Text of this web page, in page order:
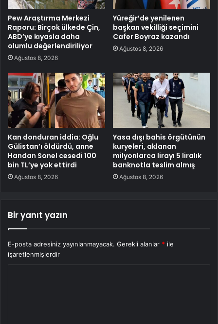
Pew Araştırma Merkezi
Raporu: Birçok ülkede Çin,
ABD’ye kıyasla daha
olumlu değerlendiriliyor
Ağustos 8, 2026
Yüreğir’de yenilenen
başkan vekilliği seçimini
Cafer Boyraz kazandı
Ağustos 8, 2026
Kan donduran iddia: Oğlu
Gülistan’ı öldürdü, anne
Handan Sonel cesedi 100
bin TL’ye yok ettirdi
Ağustos 8, 2026
Yasa dışı bahis örgütünün
kuryeleri, aklanan
milyonlarca lirayı 5 liralık
banknotla teslim almış
Ağustos 8, 2026
Bir yanıt yazın
E-posta adresiniz yayınlanmayacak. Gerekli alanlar * ile
işaretlenmişlerdir